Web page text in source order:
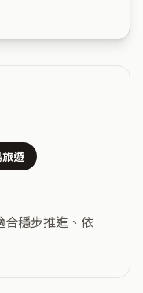
遊
合穩步推進、依